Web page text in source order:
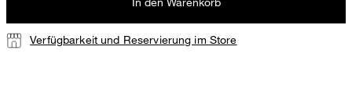
Verfügbarkeit und Reservierung im Store